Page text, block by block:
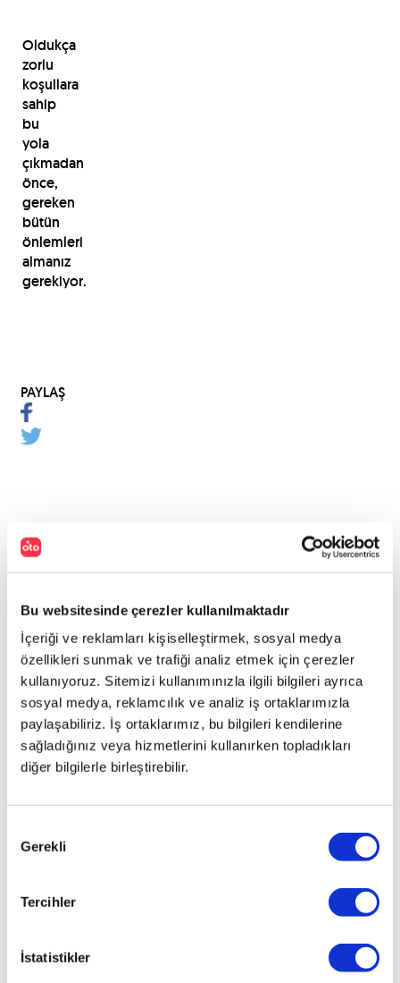
Bu websitesinde çerezler kullanılmaktadır
İçeriği ve reklamları kişiselleştirmek, sosyal medya
özellikleri sunmak ve trafiği analiz etmek için çerezler
kullanıyoruz. Sitemizi kullanımınızla ilgili bilgileri ayrıca
sosyal medya, reklamcılık ve analiz iş ortaklarımızla
paylaşabiliriz. İş ortaklarımız, bu bilgileri kendilerine
sağladığınız veya hizmetlerini kullanırken topladıkları
diğer bilgilerle birleştirebilir.
Seçimi
Gerekli
Tercihler
İstatistikler
Oldukça
zorlu
koşullara
sahip
bu
yola
çıkmadan
önce,
gereken
bütün
önlemleri
almanız
gerekiyor.
PAYLAŞ